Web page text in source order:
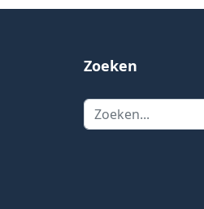
Zoeken
Zoeken